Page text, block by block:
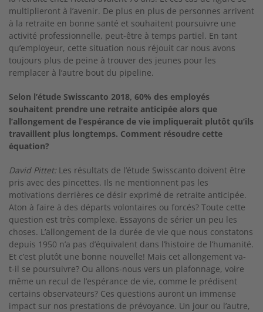
multiplieront à l’ave­nir. De plus en plus de personnes arrivent
à la retraite en bonne santé et souhaitent poursuivre une
activité professionnelle, peut-­être à temps partiel. En tant
qu’employeur, cette situation nous réjouit car nous avons
toujours plus de peine à trouver des jeunes pour les
remplacer à l’autre bout du pipeline.
Selon l’étude Swisscanto 2018, 60% des employés
souhaitent prendre une retraite anticipée alors que
l’allongement de l’espérance de vie impliquerait plutôt qu’ils
travaillent plus longtemps. Comment résoudre cette
équation?
David Pittet: Les résultats de l’étude Swisscanto doivent être
pris avec des pincettes. Ils ne men­tionnent pas les
motivations derrières ce désir exprimé de retraite anticipée.
A­t­on à faire à des départs volontaires ou forcés? Toute cette
ques­tion est très complexe. Essayons de sérier un peu les
choses. L’allongement de la durée de vie que nous constatons
depuis 1950 n’a pas d’équiva­lent dans l’histoire de l’humanité.
Et c’est plutôt une bonne nouvelle! Mais cet allongement va­-
t-­il se poursuivre? Ou allons­-nous vers un plafon­nage, voire
même un recul de l’espérance de vie, comme le prédisent
certains observateurs? Ces questions auront un immense
impact sur nos prestations de prévoyance. Un jour ou l’autre,